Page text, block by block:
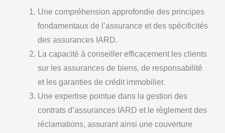
Une compréhension approfondie des principes
fondamentaux de l’assurance et des spécificités
des assurances IARD.
La capacité à conseiller efficacement les clients
sur les assurances de biens, de responsabilité
et les garanties de crédit immobilier.
Une expertise pointue dans la gestion des
contrats d’assurances IARD et le règlement des
réclamations, assurant ainsi une couverture